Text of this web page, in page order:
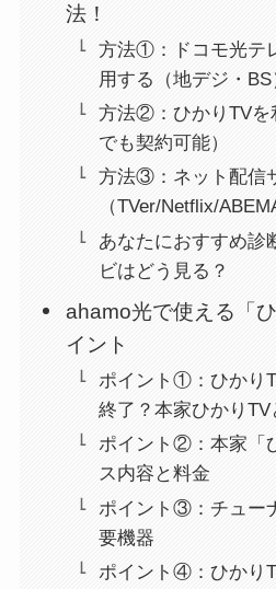
法！
方法①：ドコモ光テ
用する（地デジ・BS
方法②：ひかりTVを
でも契約可能）
方法③：ネット配信
（TVer/Netflix/
あなたにおすすめ診
ビはどう見る？
ahamo光で使える「
イント
ポイント①：ひかり
終了？本家ひかりTV
ポイント②：本家「
ス内容と料金
ポイント③：チュー
要機器
ポイント④：ひかり